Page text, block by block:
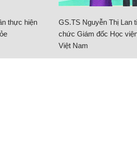
thực hiện
GS.TS Nguyễn Thị Lan
chức Giám đốc Học
Việt Nam